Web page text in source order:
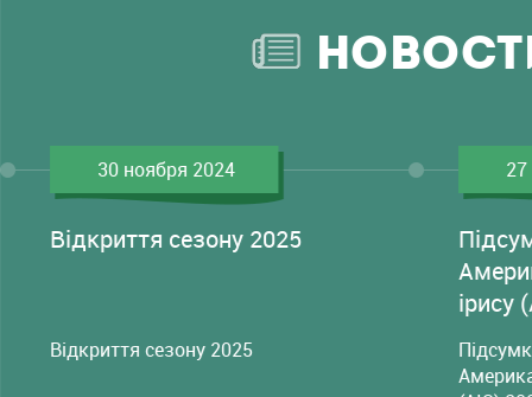
30 ноября 2024
Відкриття сезону 2025
Відкриття сезону 2025
ірису